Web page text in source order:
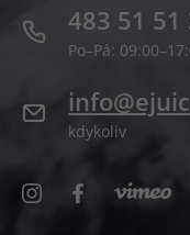
483 51 51
Po–Pá:
kdykoliv